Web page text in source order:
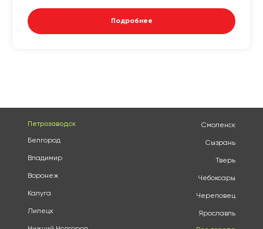
Подробнее
Петрозаводск
Белгород
Владимир
Воронеж
Калуга
Липецк
Смоленск
Сызрань
Тверь
Чебоксары
Череповец
Ярославль